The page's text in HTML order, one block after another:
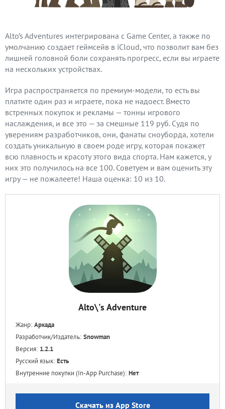
Alto’s Adventures интегрирована с Game Center, а также по
умолчанию создает геймсейв в iCloud, что позволит вам без
лишней головной боли сохранять прогресс, если вы играете
на нескольких устройствах.
Игра распространяется по премиум-модели, то есть вы
платите один раз и играете, пока не надоест. Вместо
встренных покупок и рекламы — тонны игрового
наслаждения, и все это — за смешные 119 руб. Судя по
уверениям разработчиков, они, фанаты сноуборда, хотели
создать уникальную в своем роде игру, которая покажет
всю плавность и красоту этого вида спорта. Нам кажется, у
них это получилось на все 100. Советуем и вам оценить эту
игру — не пожалеете! Наша оценка: 10 из 10.
Alto\'s Adventure
Жанр: Аркада
Разработчик/Издатель: Snowman
Версия: 1.2.1
Русский язык: Есть
Внутренние покупки (In-App Purchase): Нет
Скачать из App Store